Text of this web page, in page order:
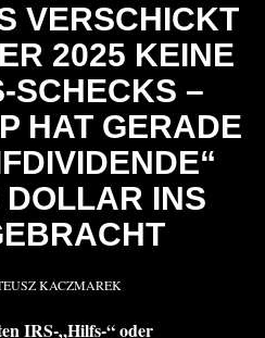
VERSCHICKT
2025 KEINE
SCHECKS –
HAT GERADE
INS
KACZMAREK
IRS-„Hilfs-“ oder